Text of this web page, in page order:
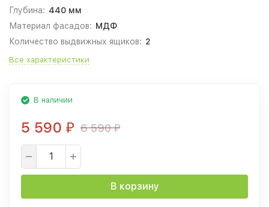
Глубина: 440 мм
Материал фасадов: МДФ
Количество выдвижных ящиков: 2
Все характеристики
В наличии
5 590 ₽ 6 590₽
В корзину